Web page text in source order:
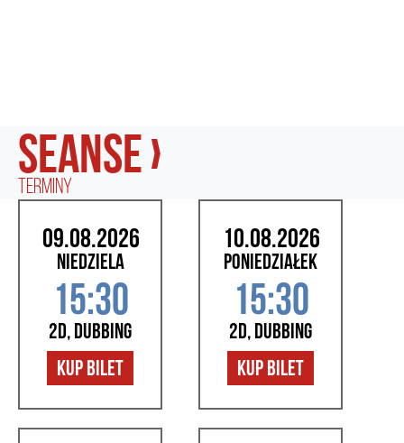
seanse ›
terminy
09.08.2026
niedziela
15:30
2D, dubbing
kup bilet
10.08.2026
poniedziałek
15:30
2D, dubbing
kup bilet